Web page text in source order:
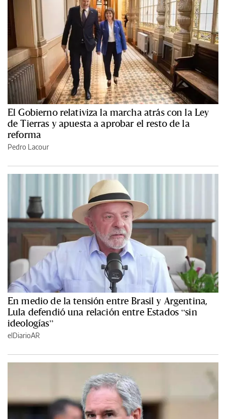
El Gobierno relativiza la marcha atrás con la Ley
de Tierras y apuesta a aprobar el resto de la
reforma
Pedro Lacour
En medio de la tensión entre Brasil y Argentina,
Lula defendió una relación entre Estados “sin
ideologías”
elDiarioAR